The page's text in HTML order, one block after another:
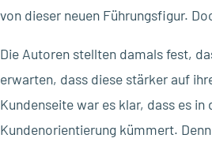
von dieser neuen Führungsfigur.
Die Autoren stellten damals fest,
erwarten, dass diese stärker auf
Kundenseite war es klar, dass es
Kundenorientierung kümmert.